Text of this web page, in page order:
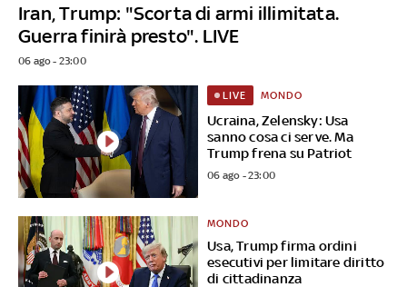
Iran, Trump: "Scorta di armi illimitata.
Guerra finirà presto". LIVE
06 ago - 23:00
Ucraina, Zelensky: Usa
sanno cosa ci serve. Ma
Trump frena su Patriot
LIVE MONDO
06 ago - 23:00
Usa, Trump firma ordini
esecutivi per limitare diritto
di cittadinanza
MONDO